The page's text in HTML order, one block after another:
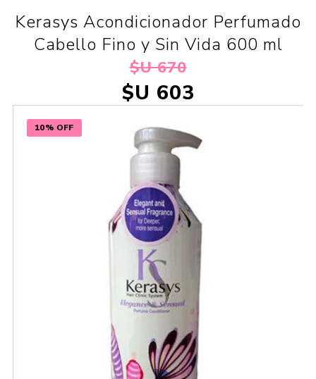
10% OFF
Kerasys Acondicionador Perfumado
Cabello Fino y Sin Vida 600 ml
$U 670
$U 603